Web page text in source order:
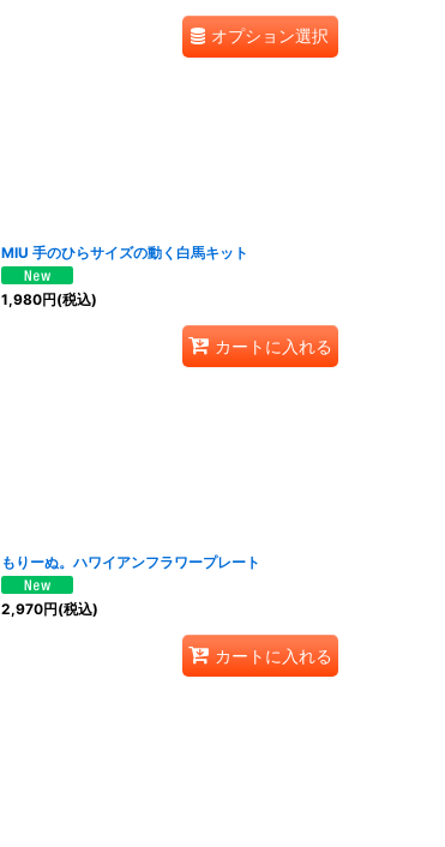
オプション選択
MIU 手のひらサイズの動く白馬キット
1,980円(税込)
カートに入れる
もりーぬ。ハワイアンフラワープレート
2,970円(税込)
カートに入れる